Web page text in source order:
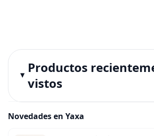
Productos
vistos
Novedades en Yaxa